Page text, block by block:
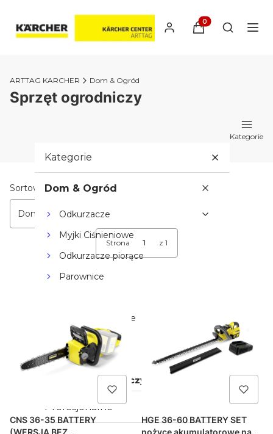
Produkty w
Otwórz
ARTTAG KARCHER Dom & Ogród
Sprzęt ogrodniczy
Kategorie
Kategorie
Dom & Ogród
Odkurzacze
Myjki Ciśnieniowe
Odkurzacze piorące
Parownice
Mopy elektryczne
Pompy wody
Zamiatarki
Sprzęt ogrodniczy
Profesjonalne
Lista produktów
Sortowanie:
Domyślne
Strona z 1
CNS 36-35 BATTERY
(WERSJA BEZ
HGE 36-60 BATTERY SET
nożyce akumulatorowe na